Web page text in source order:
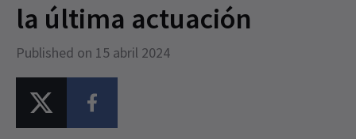
la última actuación
Published on 15 abril 2024